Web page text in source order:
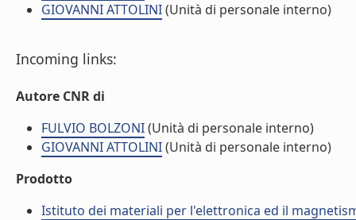
GIOVANNI ATTOLINI(Unità di personale interno)
Incoming links:
Autore CNR di
FULVIO BOLZONI(Unità di personale interno)
GIOVANNI ATTOLINI(Unità di personale interno)
Prodotto
Istituto dei materiali per l'elettronica ed il